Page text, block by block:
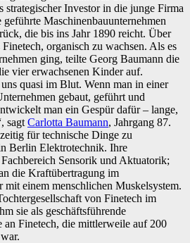
strategischer Investor in die junge Firma
Maschinenbauunternehmen
die bis ins Jahr 1890 reicht. Über
organisch zu wachsen. Als es
ging, teilte Georg Baumann die
vier erwachsenen Kinder auf.
quasi im Blut. Wenn man in einer
gebaut, geführt und
man ein Gespür dafür – lange,
sagt Carlotta Baumann, Jahrgang 87.
für technische Dinge zu
Berlin Elektrotechnik. Ihre
Sensorik und Aktuatorik;
die Kraftübertragung im
mit einem menschlichen Muskelsystem.
von Finetech im
sie als geschäftsführende
an Finetech, die mittlerweile auf 200